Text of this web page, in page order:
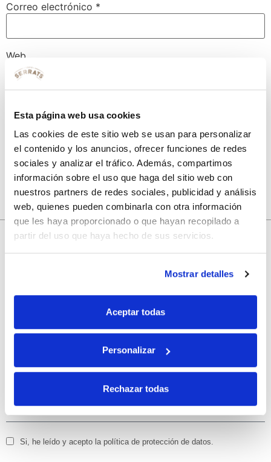
Esta página web usa cookies
Las cookies de este sitio web se usan para personalizar
el contenido y los anuncios, ofrecer funciones de redes
sociales y analizar el tráfico. Además, compartimos
información sobre el uso que haga del sitio web con
nuestros partners de redes sociales, publicidad y análisis
web, quienes pueden combinarla con otra información
que les haya proporcionado o que hayan recopilado a
partir del uso que haya hecho de sus servicios.
Mostrar detalles
Aceptar todas
Personalizar
Rechazar todas
Correo electrónico *
Web
Guarda mi nombre, correo electrónico y web en este
10% de descuento
con tu primera compra.
un 10% de descuento en tu primera compra.
Si, he leído y acepto la política de protección de datos.